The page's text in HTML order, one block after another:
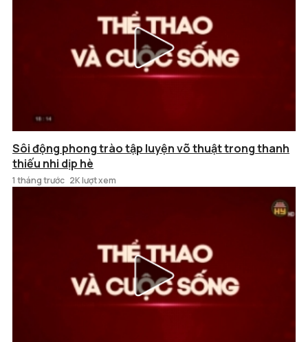
Sôi động phong trào tập luyện võ thuật trong thanh
thiếu nhi dịp hè
1 tháng trước 2K lượt xem